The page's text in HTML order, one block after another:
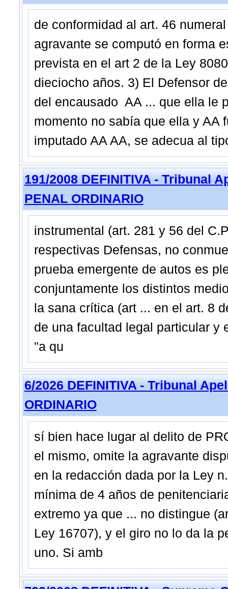
de conformidad al art. 46
agravante se computó en forma
prevista en el art 2 de la Ley
dieciocho años. 3) El Defensor
del encausado AA ... que ella le
momento no sabía que ella y AA
imputado AA AA, se adecua al
191/2008 DEFINITIVA - Tribunal
PENAL ORDINARIO
instrumental (art. 281 y 56 del
respectivas Defensas, no
prueba emergente de autos es
conjuntamente los distintos
la sana crítica (art ... en el art. 8
de una facultad legal particular y
"a qu
6/2026 DEFINITIVA - Tribunal
ORDINARIO
sí bien hace lugar al delito de
el mismo, omite la agravante
en la redacción dada por la Ley
mínima de 4 años de
extremo ya que ... no distingue
Ley 16707), y el giro no lo da la
uno. Si amb